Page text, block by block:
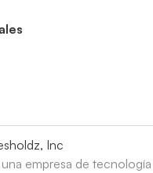
Inc
empresa de